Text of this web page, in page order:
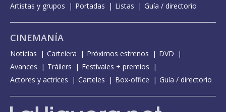
Artistas y grupos
Portadas Listas Guía / directorio
CINEMANÍA
Noticias Cartelera Próximos estrenos
DVD
Avances
Tráilers
Festivales + premios
Actores y actrices
Carteles Box-office Guía / directorio